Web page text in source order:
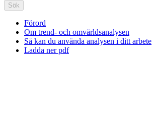
Sök
Förord
Om trend- och omvärldsanalysen
Så kan du använda analysen i ditt arbete
Ladda ner pdf